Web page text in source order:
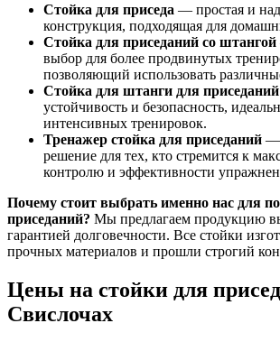
Стойка для приседа — простая и
конструкция, подходящая для
Стойка для приседаний со штангой
выбор для более продвинутых
позволяющий использовать
Стойка для штанги для приседаний
устойчивость и безопасность,
интенсивных тренировок.
Тренажер стойка для приседаний —
решение для тех, кто стремится к
контролю и эффективности
Почему стоит выбрать именно нас для
приседаний? Мы предлагаем продукцию
гарантией долговечности. Все стойки
прочных материалов и прошли строгий
Цены на стойки для
Свислочах